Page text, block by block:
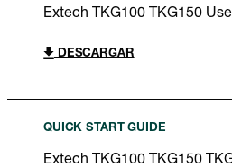
Extech TKG100 TKG150
DESCARGAR
QUICK START GUIDE
Extech TKG100 TKG150